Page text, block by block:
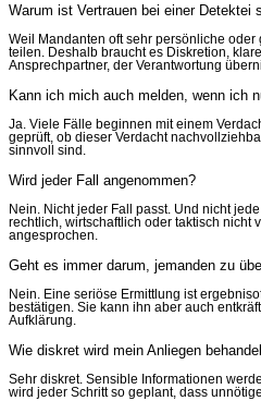
Warum ist Vertrauen bei einer Detektei
Weil Mandanten oft sehr persönliche oder
teilen. Deshalb braucht es Diskretion,
Ansprechpartner, der Verantwortung
Kann ich mich auch melden, wenn ich
Ja. Viele Fälle beginnen mit einem
geprüft, ob dieser Verdacht
sinnvoll sind.
Wird jeder Fall angenommen?
Nein. Nicht jeder Fall passt. Und nicht
rechtlich, wirtschaftlich oder taktisch nicht
angesprochen.
Geht es immer darum, jemanden zu
Nein. Eine seriöse Ermittlung ist
bestätigen. Sie kann ihn aber auch
Aufklärung.
Wie diskret wird mein Anliegen
Sehr diskret. Sensible Informationen
wird jeder Schritt so geplant, dass